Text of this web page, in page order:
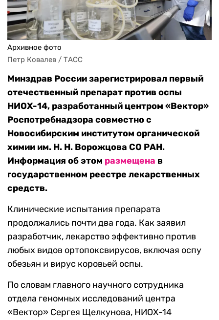
Архивное фото
Петр Ковалев / ТАСС
Минздрав России зарегистрировал первый
отечественный препарат против оспы
НИОХ-14, разработанный центром «Вектор»
Роспотребнадзора совместно с
Новосибирским институтом органической
химии им. Н. Н. Ворожцова СО РАН.
Информация об этом размещена в
государственном реестре лекарственных
средств.
Клинические испытания препарата
продолжались почти два года. Как заявил
разработчик, лекарство эффективно против
любых видов ортопоксвирусов, включая оспу
обезьян и вирус коровьей оспы.
По словам главного научного сотрудника
отдела геномных исследований центра
«Вектор» Сергея Щелкунова, НИОХ-14